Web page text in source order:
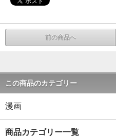
前の商品へ
この商品のカテゴリー
漫画
商品カテゴリー一覧